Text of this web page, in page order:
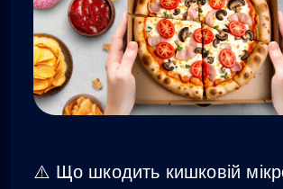
⚠️ Що шкодить кишковій